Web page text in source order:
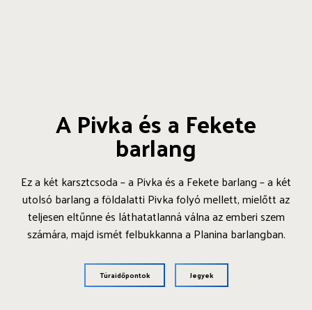
A Pivka és a Fekete
barlang
Ez a két karsztcsoda – a Pivka és a Fekete barlang – a két
utolsó barlang a földalatti Pivka folyó mellett, mielőtt az
teljesen eltűnne és láthatatlanná válna az emberi szem
számára, majd ismét felbukkanna a Planina barlangban.
Túraidőpontok Jegyek